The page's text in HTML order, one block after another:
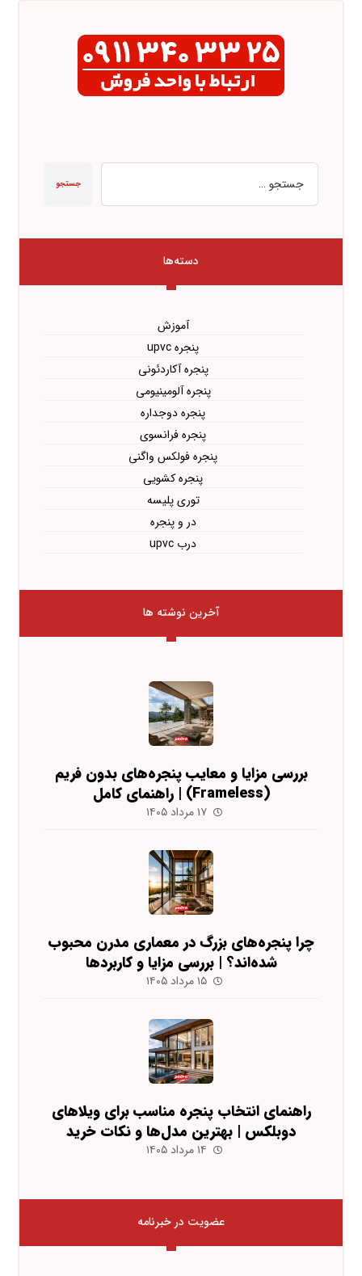
جستجو
دسته‌ها
آموزش
پنجره upvc
پنجره آکاردئونی
پنجره آلومینیومی
پنجره دوجداره
پنجره فرانسوی
پنجره فولکس واگنی
پنجره کشویی
توری پلیسه
در و پنجره
درب upvc
آخرین نوشته ها
بررسی مزایا و معایب پنجره‌های بدون فریم
(Frameless) | راهنمای کامل
۱۷ مرداد ۱۴۰۵
چرا پنجره‌های بزرگ در معماری مدرن محبوب
شده‌اند؟ | بررسی مزایا و کاربردها
۱۵ مرداد ۱۴۰۵
راهنمای انتخاب پنجره مناسب برای ویلاهای
دوبلکس | بهترین مدل‌ها و نکات خرید
۱۴ مرداد ۱۴۰۵
عضویت در خبرنامه